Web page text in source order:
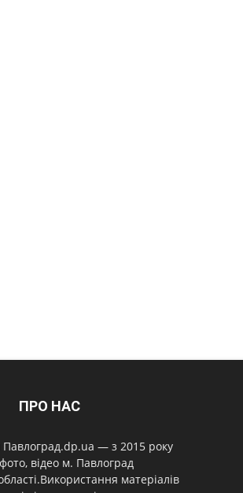
ПРО НАС
— з 2015 року
відео м. Павлоград
матеріалів